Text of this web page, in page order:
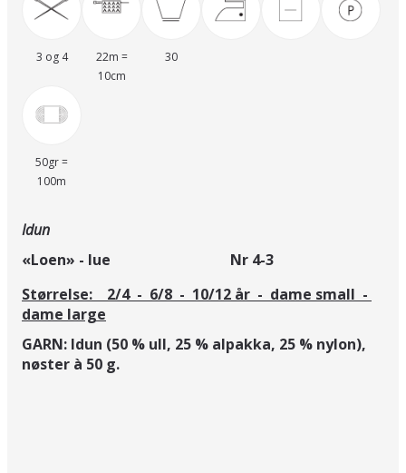
3 og 4
22m =
10cm
30
50gr =
100m
Idun
«Loen» - lue Nr 4-3
Størrelse: 2/4 - 6/8 - 10/12 år - dame small -
dame large
GARN: Idun (50 % ull, 25 % alpakka, 25 % nylon),
nøster à 50 g.